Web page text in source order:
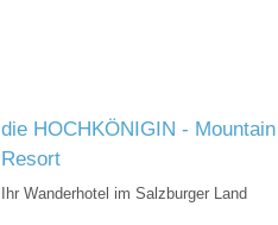
die HOCHKÖNIGIN - Mountain
Resort
Ihr Wanderhotel im Salzburger Land